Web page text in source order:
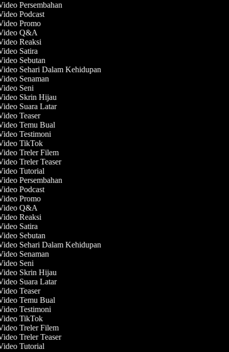
Persembahan
Podcast
Promo
Q&A
Reaksi
Satira
Sebutan
Sehari Dalam Kehidupan
Senaman
Seni
Skrin Hijau
Suara Latar
Teaser
Temu Bual
Testimoni
TikTok
Treler Filem
Treler Teaser
Tutorial
Persembahan
Podcast
Promo
Q&A
Reaksi
Satira
Sebutan
Sehari Dalam Kehidupan
Senaman
Seni
Skrin Hijau
Suara Latar
Teaser
Temu Bual
Testimoni
TikTok
Treler Filem
Treler Teaser
Tutorial